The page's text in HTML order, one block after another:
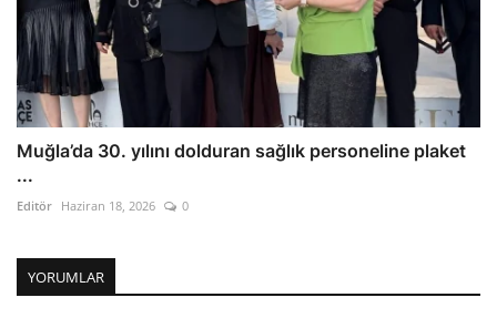
Muğla’da 30. yılını dolduran sağlık personeline plaket
...
Editör Haziran 18, 2026 0
YORUMLAR